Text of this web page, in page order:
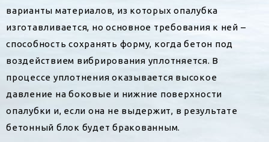
варианты материалов, из которых опалубка
изготавливается, но основное требования к ней –
способность сохранять форму, когда бетон под
воздействием вибрирования уплотняется. В
процессе уплотнения оказывается высокое
давление на боковые и нижние поверхности
опалубки и, если она не выдержит, в результате
бетонный блок будет бракованным.